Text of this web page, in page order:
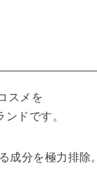
スメを
ドです。
成分を極力排除。